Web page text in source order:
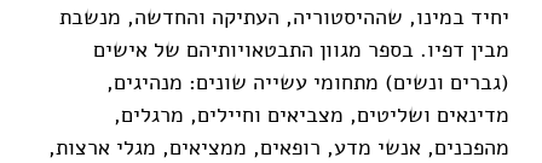
יחיד במינו, שההיסטוריה, העתיקה והחדשה, מנשבת
מבין דפיו. בספר מגוון התבטאויותיהם של אישים
(גברים ונשים) מתחומי עשייה שונים: מנהיגים,
מדינאים ושליטים, מצביאים וחיילים, מרגלים,
מהפכנים, אנשי מדע, רופאים, ממציאים, מגלי ארצות,